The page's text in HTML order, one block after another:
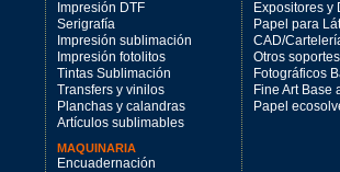
Impresión DTF
Serigrafía
Impresión sublimación
Impresión fotolitos
Tintas Sublimación
Transfers y vinilos
Planchas y calandras
Artículos sublimables
MAQUINARIA
Encuadernación
Expositores y
Papel para
CAD/
Otros soportes
Fotográficos
Fine Art Base
Papel